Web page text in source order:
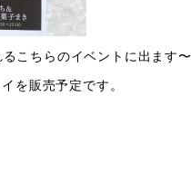
こちらのイベントに出ます〜
を販売予定です。